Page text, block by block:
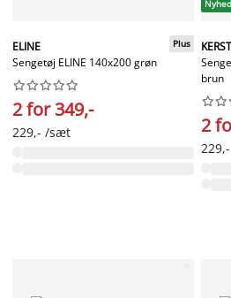
ELINE
Sengetøj ELINE 140x200 grøn
Plus






2 for 349,-
229,- /sæt
Nyhed
brun



2